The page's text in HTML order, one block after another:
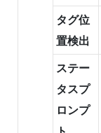
タグ位
置検出
ステー
タスプ
ロンプ